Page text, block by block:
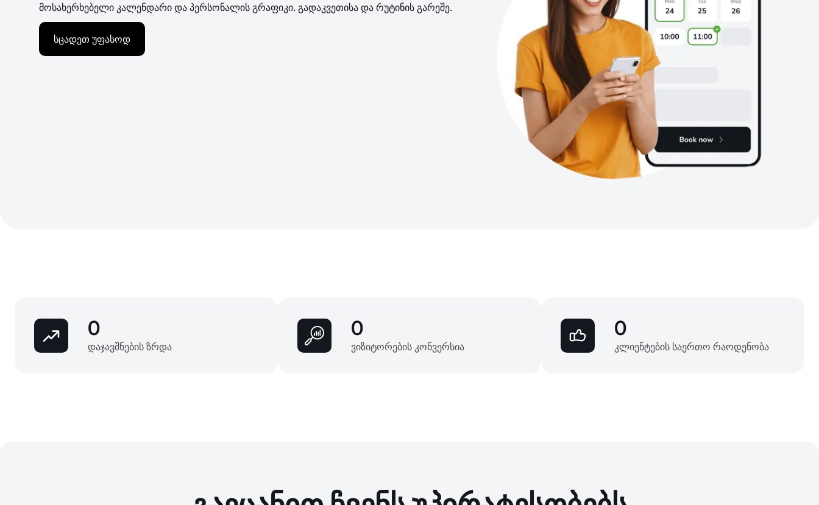
მოსახერხებელი კალენდარი და პერსონალის გრაფიკი. გადაკვეთისა და რუტინის გარეშე.
სცადეთ უფასოდ
0
დაჯავშნების ზრდა
0
ვიზიტორების კონვერსია
0
კლიენტების საერთო რაოდენობა